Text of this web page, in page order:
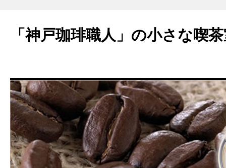
「神戸珈琲職人」の小さな喫